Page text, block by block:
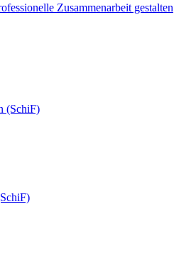
Zusammenarbeit gestalten
(SchiF)